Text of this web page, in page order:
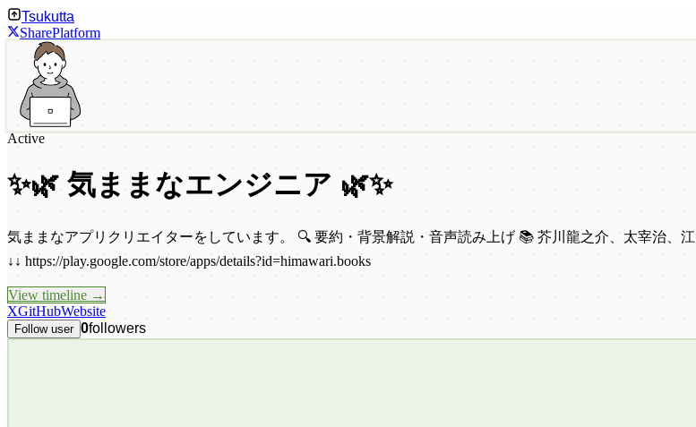
Tsukutta
SharePlatform
Active
✨🌿 気ままなエンジニア 🌿✨
気ままなアプリクリエイターをしています。 🔍 要約・背景解説・音声読み上げ 📚 芥川龍之介、太宰治、
↓↓ https://play.google.com/store/apps/details?id=himawari.books
View timeline →
XGitHubWebsite
Follow user 0followers